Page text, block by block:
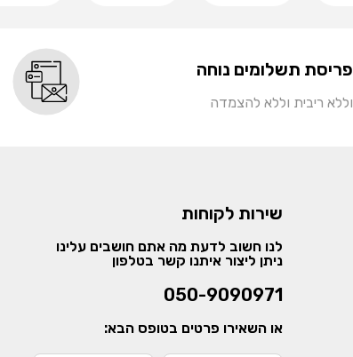
פריסת תשלומים נוחה
וללא ריבית וללא להצמדה
שירות לקוחות
לנו חשוב לדעת מה אתם חושבים עלינו
ניתן ליצור איתנו קשר בטלפון
050-9090971
או השאירו פרטים בטופס הבא: